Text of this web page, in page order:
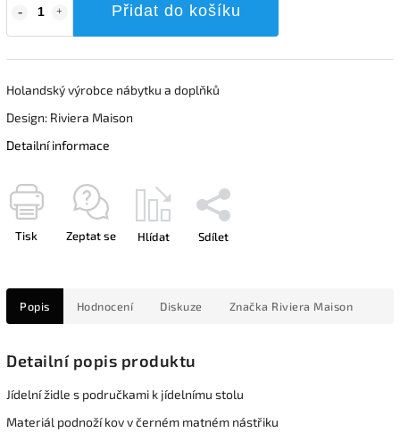
Přidat do košíku
Holandský výrobce nábytku a doplňků
Design: Riviera Maison
Detailní informace
Tisk Zeptat se Hlídat Sdílet
Popis Hodnocení Diskuze Značka Riviera Maison
Detailní popis produktu
Jídelní židle s područkami k jídelnímu stolu
Materiál podnoží kov v černém matném nástřiku